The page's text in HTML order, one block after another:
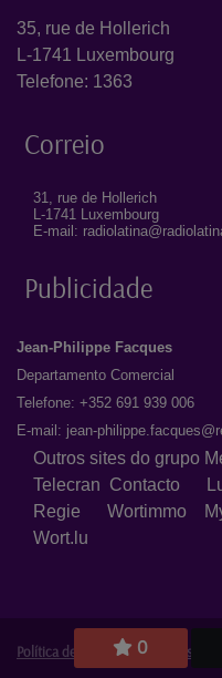
0
35, rue de Hollerich
L-1741 Luxembourg
Telefone: 1363
Correio
31, rue de Hollerich
L-1741 Luxembourg
E-mail:
Publicidade
Jean-Philippe Facques
Departamento Comercial
Telefone: +352 691 939 006
E-mail: jean-
Outros sites do grupo
Telecran Contacto
Regie Wortimmo
Wort.lu
Política de Privacidade| Avisos Legais